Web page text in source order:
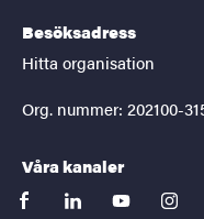
Besöksadress
Hitta organisation
Org. nummer: 202100-
Våra kanaler
facebooklinkedinyoutube